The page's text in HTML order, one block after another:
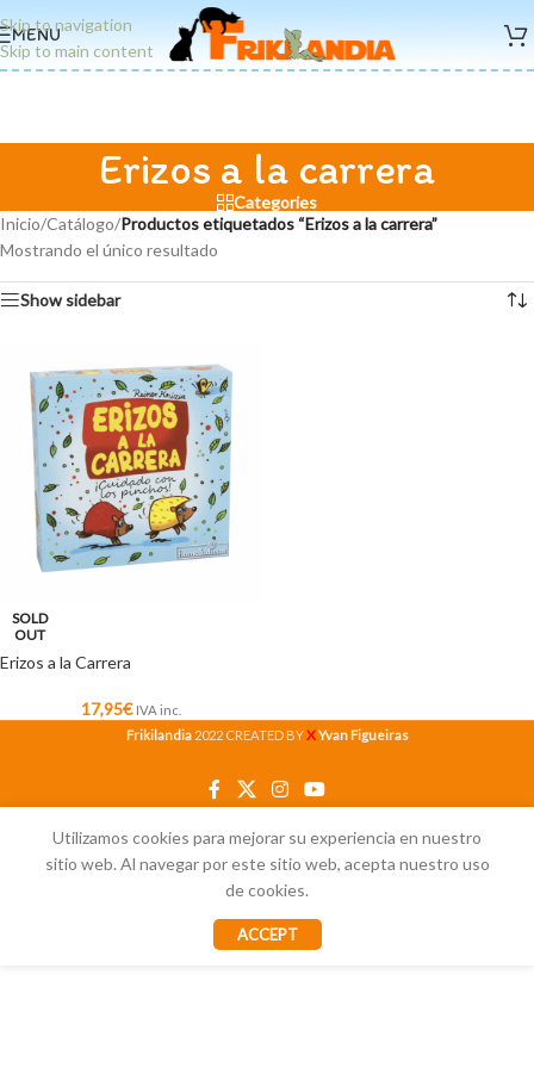
Skip to navigation
Skip to main content
MENU
Erizos a la carrera
Categories
Inicio/Catálogo/Productos etiquetados “Erizos a la carrera”
Mostrando el único resultado
Show sidebar
SOLD
OUT
Erizos a la Carrera
17,95€ IVA inc.
Frikilandia 2022 CREATED BYXYvan Figueiras
Utilizamos cookies para mejorar su experiencia en nuestro
sitio web. Al navegar por este sitio web, acepta nuestro uso
de cookies.
ACCEPT